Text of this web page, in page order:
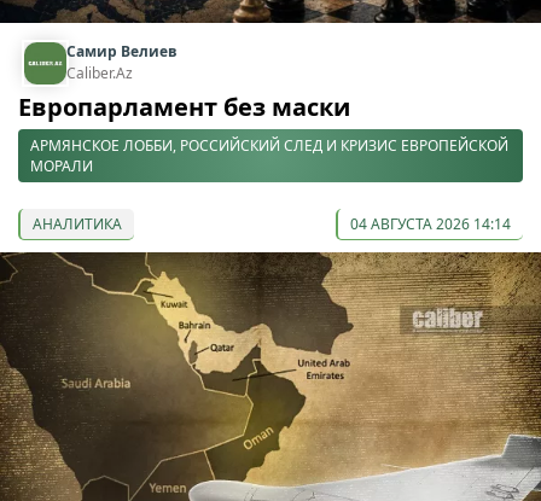
Самир Велиев
Caliber.Az
Европарламент без маски
АРМЯНСКОЕ ЛОББИ, РОССИЙСКИЙ СЛЕД И КРИЗИС ЕВРОПЕЙСКОЙ
МОРАЛИ
АНАЛИТИКА 04 АВГУСТА 2026 14:14